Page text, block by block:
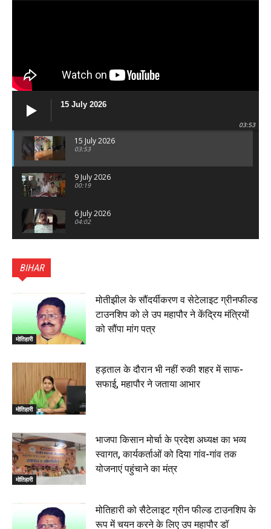
15 July 2026
03:53
15 July 2026
03:53
9 July 2026
00:19
6 July 2026
04:02
का भव्य पथ संचलन, 5 July 2026
बेतिया : मझौलिया में 1.24 क्विंटल गांजा के साथ बोलेरो ज़ब्त, दो
तस्कर गिरफ्तार, 4 July 2026
00:39
00:33
रक्सौल : सुरक्षा जॉंच को सोना-चांदी दुकानों का एसडीपीओ और
थानाध्यक्ष ने किया निरीक्षण, 19 June 2026
00:58
बेतिया में सगे भाई ने मां के साथ मिलकर की भाई की हत्या, शव
जलाया, दोनों गिरफ्तार, 14 June 2026
00:12
मोतिहारी। NDA सरकार, 12 साल विश्वास के, मीडिया संवाद में
सांसद रधामोहन सिंह, 13 June 2026
02:19
BIHAR
मोतिहारी
मोतीझील के सौंदर्यीकरण व सेटेलाइट ग्रीनफील्ड
टाउनशिप को ले उप महापौर ने केंद्रिय मंत्रियों
को सौंपा मांग पत्र
मोतिहारी
हड़ताल के दौरान भी नहीं रुकी शहर में साफ-
सफाई, महापौर ने जताया आभार
मोतिहारी
भाजपा किसान मोर्चा के प्रदेश अध्यक्ष का भव्य
स्वागत, कार्यकर्ताओं को दिया गांव-गांव तक
योजनाएं पहुंचाने का मंत्र
मोतिहारी को सैटेलाइट ग्रीन फील्ड टाउनशिप के
रूप में चयन करने के लिए उप महापौर डॉ